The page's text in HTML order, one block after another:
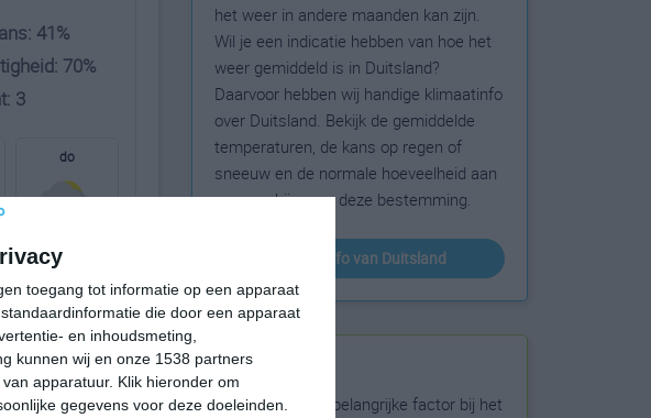
toegang tot informatie op een apparaat
die door een apparaat
en inhoudsmeting,
kunnen wij en onze 1538 partners
apparatuur. Klik hieronder om
gegevens voor deze doeleinden.
41%
70%
3
do
21°C
14:00
het weer in andere maanden kan zijn.
Wil je een indicatie hebben van hoe het
weer gemiddeld is in Duitsland?
Daarvoor hebben wij handige klimaatinfo
over Duitsland. Bekijk de gemiddelde
temperaturen, de kans op regen of
sneeuw en de normale hoeveelheid aan
zonneschijn voor deze bestemming.
klimaatinfo van Duitsland
Beste reistijd
Het weer is een belangrijke factor bij het